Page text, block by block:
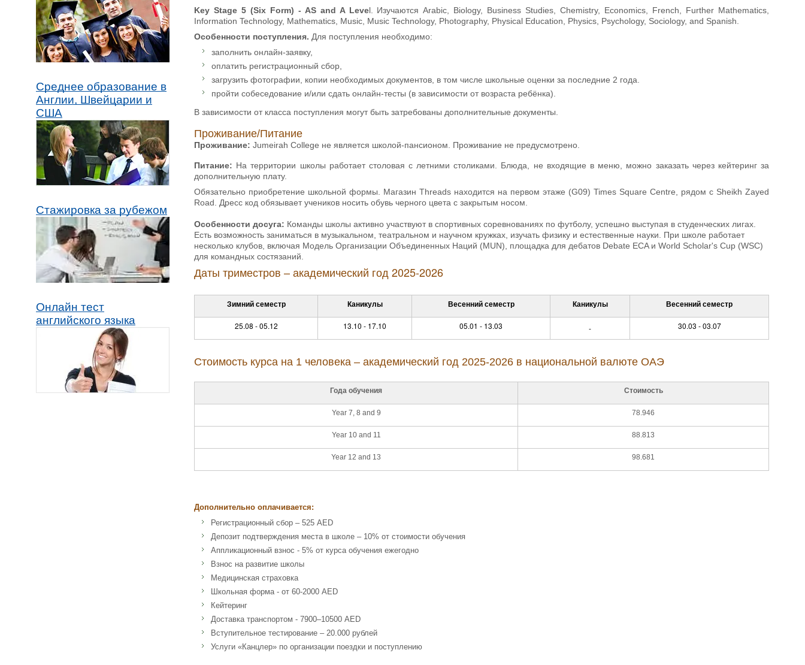
Среднее образование в
Англии, Швейцарии и
США
Стажировка за рубежом
Онлайн тест
английского языка
Key Stage 5 (Six Form) - AS and A Level. Изучаются Arabic, Biology, Business Studies, Chemistry, Economics, French, Further Mathematics,
Information Technology, Mathematics, Music, Music Technology, Photography, Physical Education, Physics, Psychology, Sociology, and Spanish.
Особенности поступления. Для поступления необходимо:
заполнить онлайн-заявку,
оплатить регистрационный сбор,
загрузить фотографии, копии необходимых документов, в том числе школьные оценки за последние 2 года.
пройти собеседование и/или сдать онлайн-тесты (в зависимости от возраста ребёнка).
В зависимости от класса поступления могут быть затребованы дополнительные документы.
Проживание/Питание
Проживание: Jumeirah College не является школой-пансионом. Проживание не предусмотрено.
Питание: На территории школы работает столовая с летними столиками. Блюда, не входящие в меню, можно заказать через кейтеринг за
дополнительную плату.
Обязательно приобретение школьной формы. Магазин Threads находится на первом этаже (G09) Times Square Centre, рядом с Sheikh Zayed
Road. Дресс код обязывает учеников носить обувь черного цвета с закрытым носом.
Особенности досуга: Команды школы активно участвуют в спортивных соревнованиях по футболу, успешно выступая в студенческих лигах.
Есть возможность заниматься в музыкальном, театральном и научном кружках, изучать физику и естественные науки. При школе работает
несколько клубов, включая Модель Организации Объединенных Наций (MUN), площадка для дебатов Debate ECA и World Scholar's Cup (WSC)
для командных состязаний.
Даты триместров – академический год 2025-2026
Зимний семестр Каникулы Весенний семестр Каникулы Весенний семестр
25.08 - 05.12 13.10 - 17.10 05.01 - 13.03 - 30.03 - 03.07
Стоимость курса на 1 человека – академический год 2025-2026 в национальной валюте ОАЭ
Года обучения Стоимость
Year 7, 8 and 9 78.946
Year 10 and 11 88.813
Year 12 and 13 98.681
Дополнительно оплачивается:
Регистрационный сбор – 525 AED
Депозит подтверждения места в школе – 10% от стоимости обучения
Аппликационный взнос - 5% от курса обучения ежегодно
Взнос на развитие школы
Медицинская страховка
Школьная форма - от 60-2000 AED
Кейтеринг
Доставка транспортом - 7900–10500 AED
Вступительное тестирование – 20.000 рублей
Услуги «Канцлер» по организации поездки и поступлению